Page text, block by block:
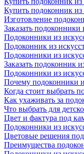
Купить подоконник
Изготовление
Заказать подоконники
Подоконники из
Подоконник из
Подоконники из
Заказать подоконник
Подоконники из
Почему подоконники
Когда стоит выбрать
Как ухаживать за
Что выбрать для
Цвет и фактура под
Подоконники из
Цветовые решения
Преимущества